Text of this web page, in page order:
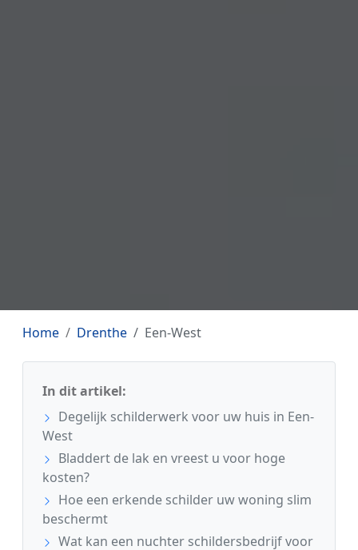
Home Drenthe Een-West
In dit artikel:
Degelijk schilderwerk voor uw huis in Een-
West
Bladdert de lak en vreest u voor hoge
kosten?
Hoe een erkende schilder uw woning slim
beschermt
Wat kan een nuchter schildersbedrijf voor